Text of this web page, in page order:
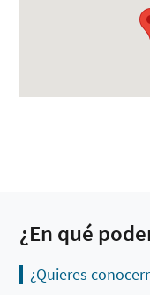
¿En qué
¿Quieres